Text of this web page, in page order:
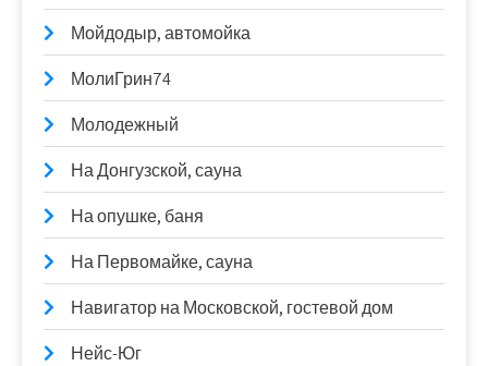
Мойдодыр, автомойка
МолиГрин74
Молодежный
На Донгузской, сауна
На опушке, баня
На Первомайке, сауна
Навигатор на Московской, гостевой дом
Нейс-Юг